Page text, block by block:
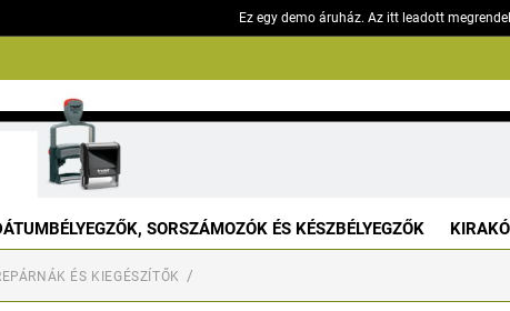
Ez egy demo áruház. Az itt leadott
SORSZÁMOZÓK ÉS KÉSZBÉLYEGZŐK
ÉS KIEGÉSZÍTŐK